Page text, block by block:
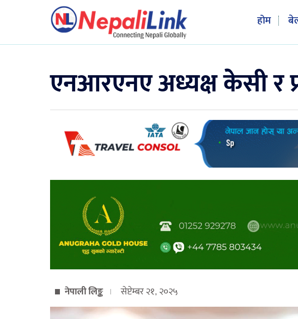
होम
एनआरएनए अध्यक्ष केसी र
नेपाली लिङ्क सेप्टेम्बर २१, २०२५